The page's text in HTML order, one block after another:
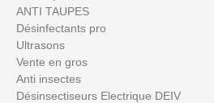
ANTI TAUPES
Désinfectants pro
Ultrasons
Vente en gros
Anti insectes
Désinsectiseurs Electrique DEIV